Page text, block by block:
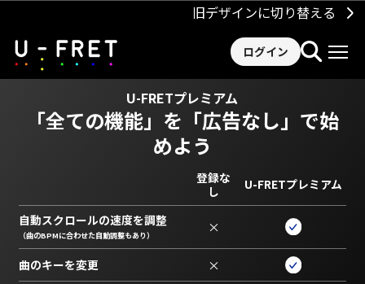
旧デザインに切り替える
ログイン
U-FRETプレミアム
「全ての機能」を 「広告なし」で始
めよう
登録な
し
U-FRETプレミアム
自動スクロールの速度を調整
（曲のBPMに合わせた自動調整もあり） ×
曲のキーを変更 ×